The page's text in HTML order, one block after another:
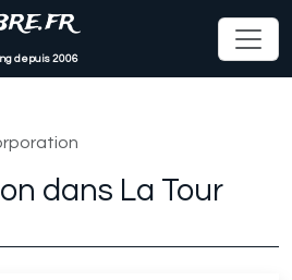
depuis 2006
dans La Tour